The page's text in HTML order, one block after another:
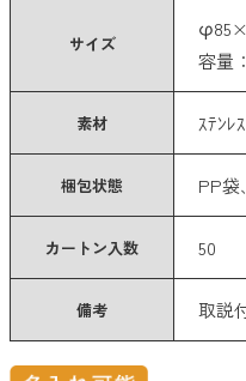
エコバッグ・トートバッグ
衛生用品
巾着・ポーチ
傘・雨具
サイズ
容量
素材 ｽﾃﾝﾚ
梱包状態 PP袋
カートン入数 50
備考 取説